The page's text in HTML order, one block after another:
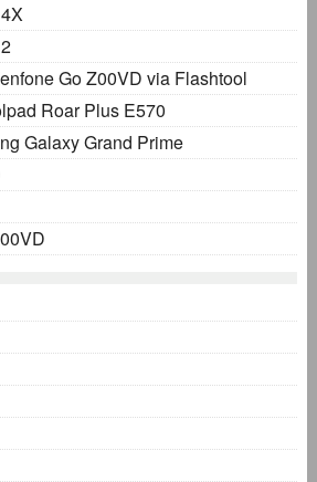
Go Z00VD via Flashtool
Roar Plus E570
Galaxy Grand Prime